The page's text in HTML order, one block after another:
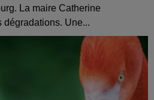
La maire Catherine
dégradations. Une...